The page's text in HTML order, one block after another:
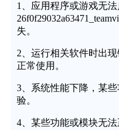
1、应用程序或游戏无
失。
2、运行相关软件时出
正常使用。
3、系统性能下降，某
验。
4、某些功能或模块无法